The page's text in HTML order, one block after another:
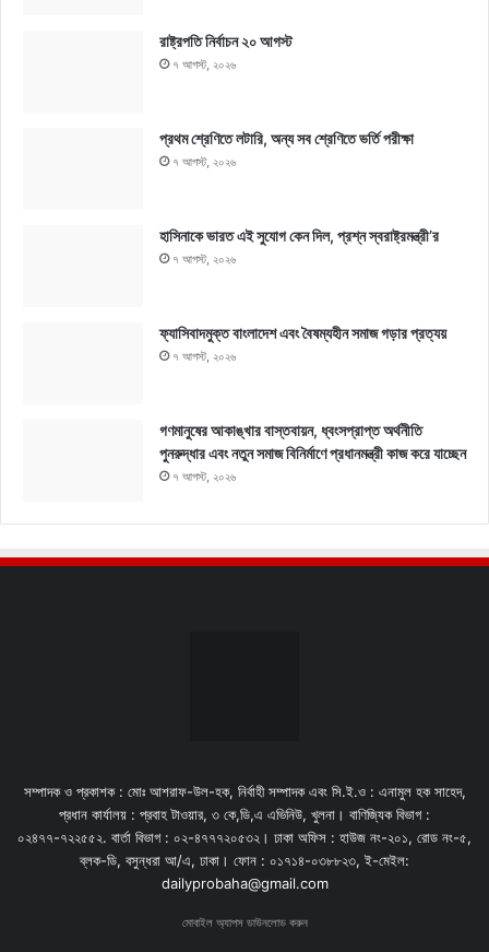
রাষ্ট্রপতি নির্বাচন ২০ আগস্ট
৭ আগস্ট, ২০২৬
প্রথম শ্রেণিতে লটারি, অন্য সব শ্রেণিতে ভর্তি পরীক্ষা
৭ আগস্ট, ২০২৬
হাসিনাকে ভারত এই সুযোগ কেন দিল, প্রশ্ন স্বরাষ্ট্রমন্ত্রী’র
৭ আগস্ট, ২০২৬
ফ্যাসিবাদমুক্ত বাংলাদেশ এবং বৈষম্যহীন সমাজ গড়ার প্রত্যয়
৭ আগস্ট, ২০২৬
গণমানুষের আকাঙ্খার বাস্তবায়ন, ধ্বংসপ্রাপ্ত অর্থনীতি
পুনরুদ্ধার এবং নতুন সমাজ বিনির্মাণে প্রধানমন্ত্রী কাজ করে যাচ্ছেন
৭ আগস্ট, ২০২৬
সম্পাদক ও প্রকাশক : মোঃ আশরাফ-উল-হক, নির্বাহী সম্পাদক এবং সি.ই.ও : এনামুল হক সাহেদ,
প্রধান কার্যালয় : প্রবাহ টাওয়ার, ৩ কে,ডি,এ এভিনিউ, খুলনা। বাণিজ্যিক বিভাগ :
০২৪৭৭-৭২২৫৫২. বার্তা বিভাগ : ০২-৪৭৭৭২০৫৩২। ঢাকা অফিস : হাউজ নং-২০১, রোড নং-৫,
ব্লক-ডি, বসুন্ধরা আ/এ, ঢাকা। ফোন : ০১৭১৪-০৩৮৮২৩, ই-মেইল:
dailyprobaha@gmail.com
মোবাইল অ্যাপস ডাউনলোড করুন